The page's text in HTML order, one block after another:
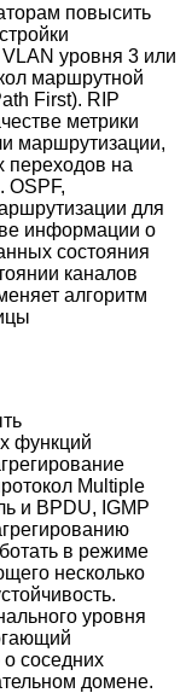
повысить
уровня 3 или
маршрутной
First). RIP
метрики
маршрутизации,
переходов на
OSPF,
для
информации о
состояния
каналов
алгоритм
функций
Multiple
и BPDU, IGMP
в режиме
несколько
уровня
соседних
домене.